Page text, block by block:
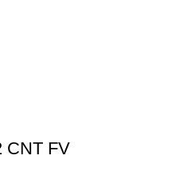
CNT FV